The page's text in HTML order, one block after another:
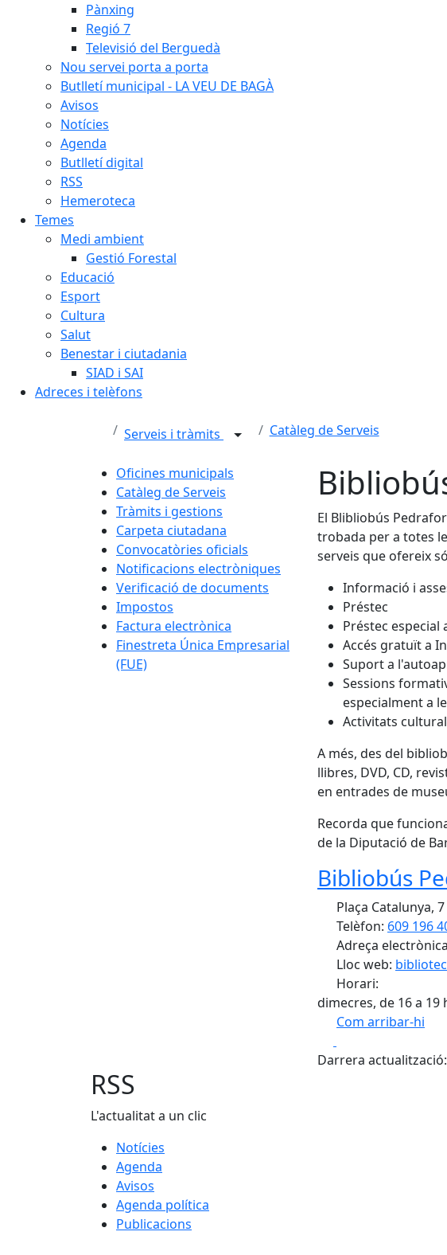
Pànxing
Regió 7
Televisió del Berguedà
Nou servei porta a porta
Butlletí municipal - LA VEU DE BAGÀ
Avisos
Notícies
Agenda
Butlletí digital
RSS
Hemeroteca
Temes
Medi ambient
Gestió Forestal
Educació
Esport
Cultura
Salut
Benestar i ciutadania
SIAD i SAI
Adreces i telèfons
Serveis i tràmits Catàleg de Serveis
Oficines municipals
Catàleg de Serveis
Tràmits i gestions
Carpeta ciutadana
Convocatòries oficials
Notificacions electròniques
Verificació de documents
Impostos
Factura electrònica
Finestreta Única Empresarial
(FUE)
El Blibliobús
trobada per a totes
serveis que ofereix
Informació i
Préstec
Préstec especial
Accés gratuït a
Suport a
Sessions
especialment a
Activitats
A més, des del
llibres, DVD, CD,
en entrades de
Recorda que
de la Diputació de
Bibliobús
Plaça Catalunya,
Telèfon: 609 196
Adreça
Lloc web:
Horari:
dimecres, de 16 a 19
Com arribar-hi
+
Darrera
RSS
L'actualitat a un clic
Notícies
Agenda
Avisos
Agenda política
Publicacions